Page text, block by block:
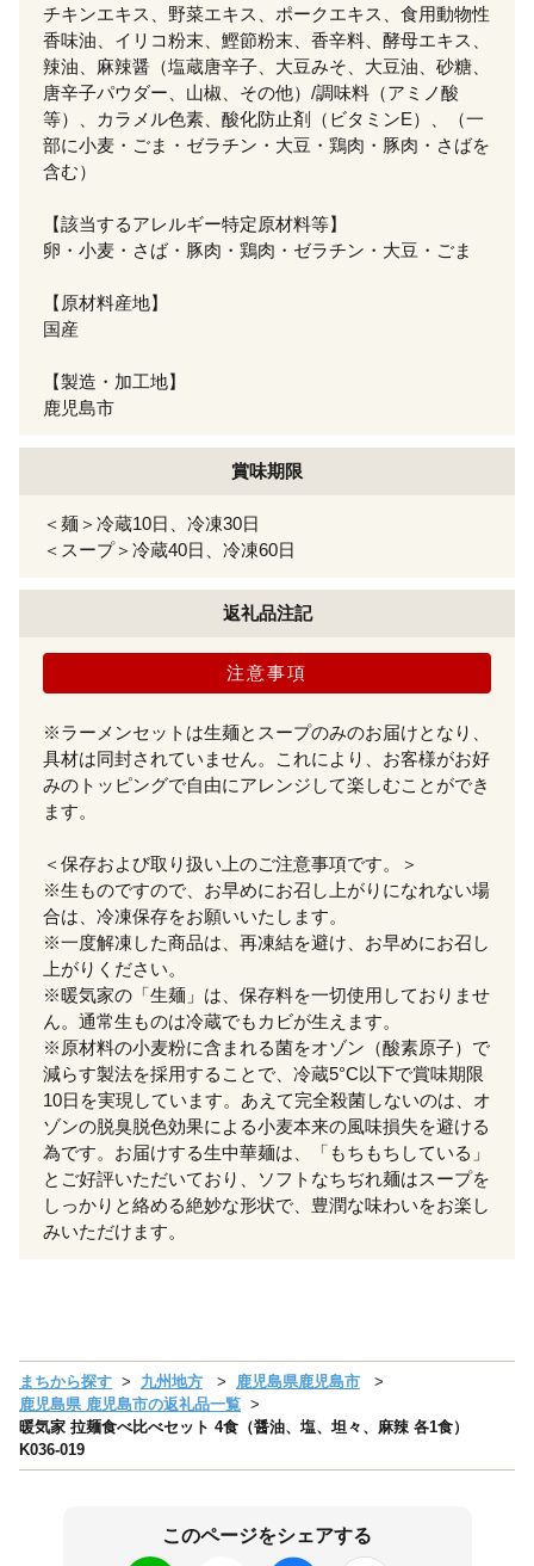
チキンエキス、野菜エキス、ポークエキス、食用動物性
香味油、イリコ粉末、鰹節粉末、香辛料、酵母エキス、
辣油、麻辣醤（塩蔵唐辛子、大豆みそ、大豆油、砂糖、
唐辛子パウダー、山椒、その他）/調味料（アミノ酸
等）、カラメル色素、酸化防止剤（ビタミンE）、（一
部に小麦・ごま・ゼラチン・大豆・鶏肉・豚肉・さばを
含む）
【該当するアレルギー特定原材料等】
卵・小麦・さば・豚肉・鶏肉・ゼラチン・大豆・ごま
【原材料産地】
国産
【製造・加工地】
鹿児島市
賞味期限
＜麺＞冷蔵10日、冷凍30日
＜スープ＞冷蔵40日、冷凍60日
返礼品注記
注意事項
※ラーメンセットは生麺とスープのみのお届けとなり、
具材は同封されていません。これにより、お客様がお好
みのトッピングで自由にアレンジして楽しむことができ
ます。
＜保存および取り扱い上のご注意事項です。＞
※生ものですので、お早めにお召し上がりになれない場
合は、冷凍保存をお願いいたします。
※一度解凍した商品は、再凍結を避け、お早めにお召し
上がりください。
※暖気家の「生麺」は、保存料を一切使用しておりませ
ん。通常生ものは冷蔵でもカビが生えます。
※原材料の小麦粉に含まれる菌をオゾン（酸素原子）で
減らす製法を採用することで、冷蔵5°C以下で賞味期限
10日を実現しています。あえて完全殺菌しないのは、オ
ゾンの脱臭脱色効果による小麦本来の風味損失を避ける
為です。お届けする生中華麺は、「もちもちしている」
とご好評いただいており、ソフトなちぢれ麺はスープを
しっかりと絡める絶妙な形状で、豊潤な味わいをお楽し
みいただけます。
まちから探す 九州地方
鹿児島県鹿児島市
鹿児島県 鹿児島市の返礼品一覧
暖気家 拉麺食べ比べセット 4食（醤油、塩、坦々、麻辣 各1食）
K036-019
このページをシェアする